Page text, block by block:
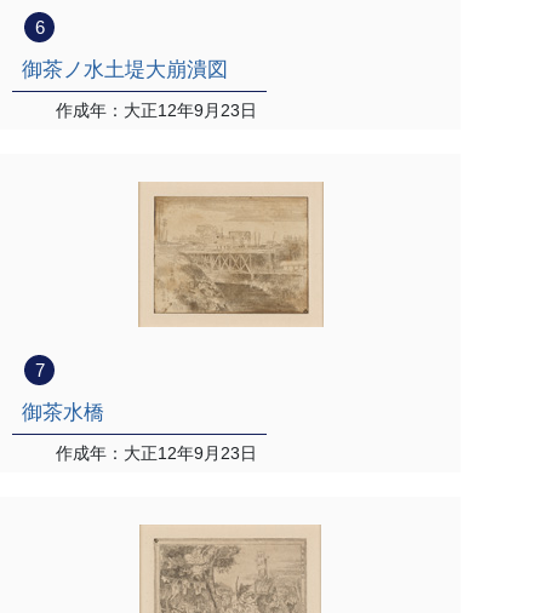
6
御茶ノ水土堤大崩潰図
作成年：大正12年9月23日
7
御茶水橋
作成年：大正12年9月23日